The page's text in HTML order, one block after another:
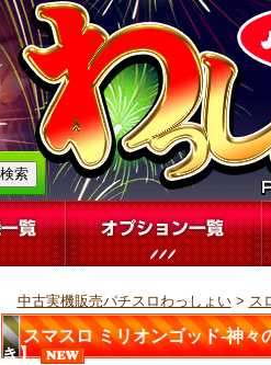
中古実機販売パチスロわっしょい> ス
スマスロ ミリオンゴッド-神々
き】